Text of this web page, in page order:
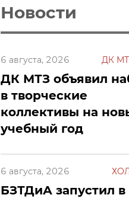
Новости
6 августа, 2026 ДК
ДК МТЗ объявил
в творческие
коллективы на
учебный год
6 августа, 2026
БЗТДиА запустил в